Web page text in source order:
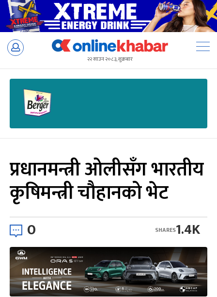
Skip
२२ साउन २०८३, शुक्रबार
प्रधानमन्त्री ओलीसँग भारतीय
कृषिमन्त्री चौहानको भेट
0 1.4K
SHARES